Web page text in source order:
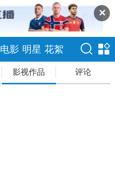
✕
电影 明星 花絮
影视作品 评论